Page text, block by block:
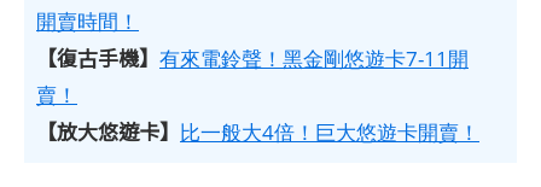
開賣時間！
【復古手機】 有來電鈴聲！黑金剛悠遊卡7-11開
賣！
【放大悠遊卡】 比一般大4倍！巨大悠遊卡開賣！